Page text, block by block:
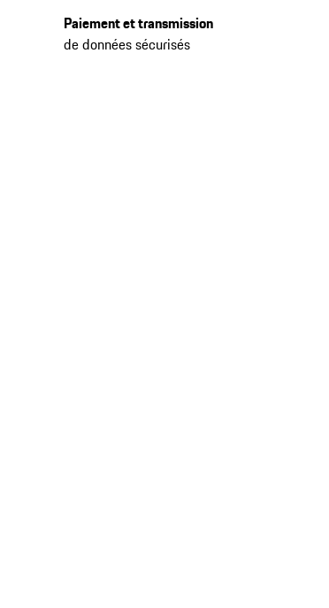
Paiement et transmission
de données sécurisés